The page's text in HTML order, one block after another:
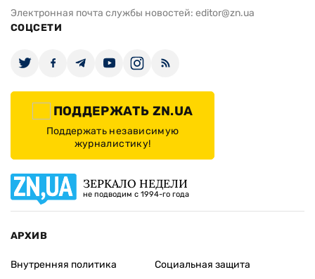
Электронная почта службы новостей: editor@zn.ua
СОЦСЕТИ
ПОДДЕРЖАТЬ ZN.UA
Поддержать независимую
журналистику!
ЗЕРКАЛО НЕДЕЛИ
не подводим с 1994-го года
АРХИВ
Внутренняя политика
Социальная защита